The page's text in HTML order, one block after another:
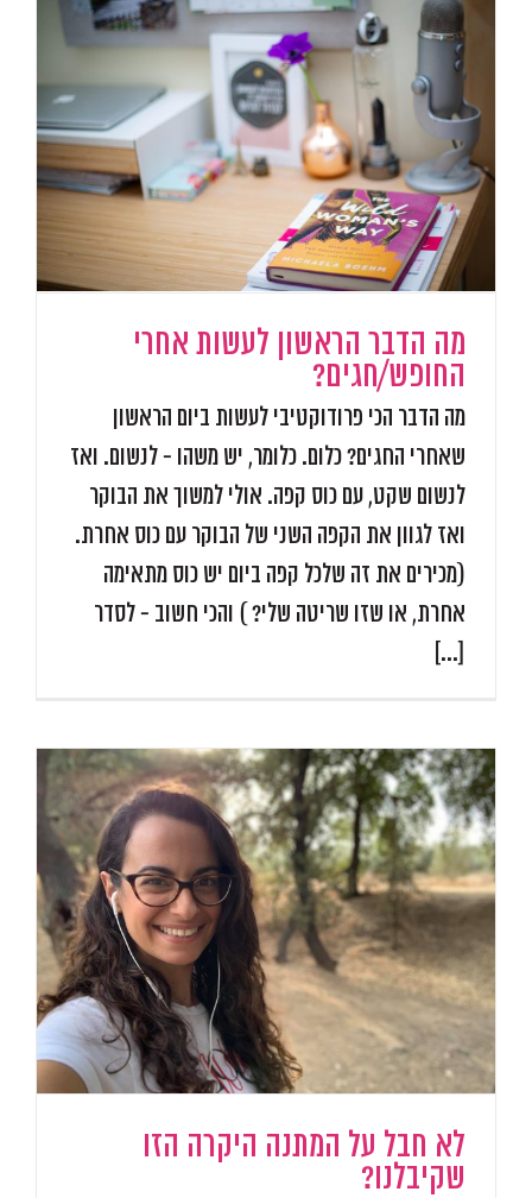
מה הדבר הראשון לעשות אחרי
החופש/חגים?
מה הדבר הכי פרודוקטיבי לעשות ביום הראשון
שאחרי החגים? כלום. כלומר, יש משהו - לנשום. ואז
לנשום שקט, עם כוס קפה. אולי למשוך את הבוקר
ואז לגוון את הקפה השני של הבוקר עם כוס אחרת.
(מכירים את זה שלכל קפה ביום יש כוס מתאימה
אחרת, או שזו שריטה שלי? ) והכי חשוב - לסדר
[...]
לא חבל על המתנה היקרה הזו
שקיבלנו?